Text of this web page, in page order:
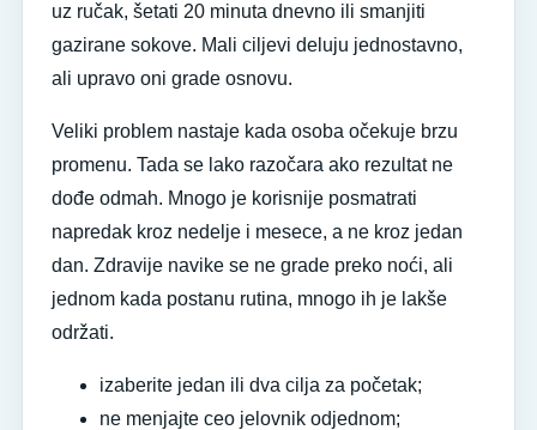
uz ručak, šetati 20 minuta dnevno ili smanjiti
gazirane sokove. Mali ciljevi deluju jednostavno,
ali upravo oni grade osnovu.
Veliki problem nastaje kada osoba očekuje brzu
promenu. Tada se lako razočara ako rezultat ne
dođe odmah. Mnogo je korisnije posmatrati
napredak kroz nedelje i mesece, a ne kroz jedan
dan. Zdravije navike se ne grade preko noći, ali
jednom kada postanu rutina, mnogo ih je lakše
održati.
izaberite jedan ili dva cilja za početak;
ne menjajte ceo jelovnik odjednom;